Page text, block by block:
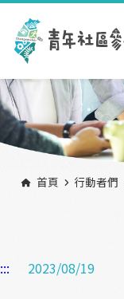
跳到主要內容區塊
首頁 行動者們
::: 2023/08/19